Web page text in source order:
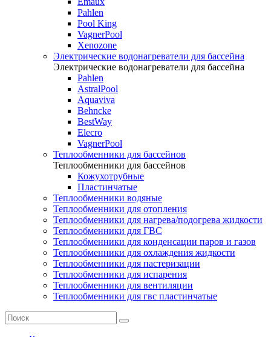
Pahlen
Pool King
VagnerPool
Xenozone
Электрические водонагреватели для бассейна
Электрические водонагреватели для бассейна
Pahlen
AstralPool
Aquaviva
Behncke
BestWay
Elecro
VagnerPool
Теплообменники для бассейнов
Теплообменники для бассейнов
Кожухотрубные
Пластинчатые
Теплообменники водяные
Теплообменники для отопления
Теплообменники для нагрева/подогрева жидкости
Теплообменники для ГВС
Теплообменники для конденсации паров и газов
Теплообменники для охлаждения жидкости
Теплообменники для пастеризации
Теплообменники для испарения
Теплообменники для вентиляции
Теплообменники для гвс пластинчатые